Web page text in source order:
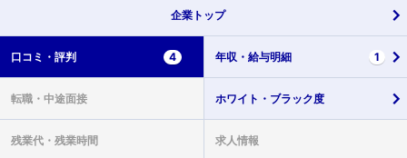
企業 トップ
口コミ・ 評判 4 年収・ 給与明細 1
転職・ 中途面接 ホワイト・ ブラック度
残業代・ 残業時間 求人情報